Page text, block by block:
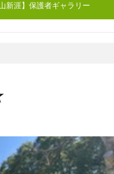
山新涯】保護者ギャラリー